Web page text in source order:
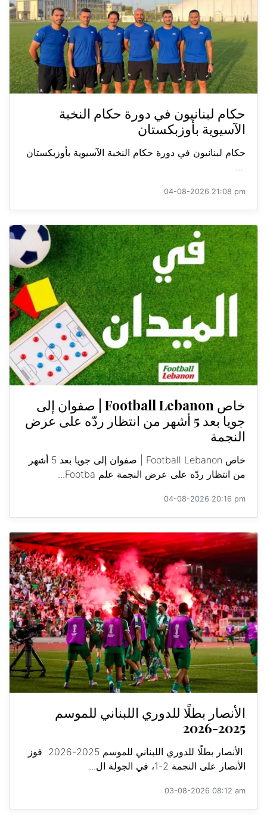
حكام لبنانيون في دورة حكام النخبة
الآسيوية بأوزبكستان
حكام لبنانيون في دورة حكام النخبة الآسيوية بأوزبكستان
...
04-08-2026 21:08 pm
خاص Football Lebanon | صفوان إلى
جويا بعد 5 أشهر من انتظار ردّه على عرض
النجمة
خاص Football Lebanon | صفوان إلى جويا بعد 5 أشهر
من انتظار ردّه على عرض النجمة علم Footba...
04-08-2026 20:16 pm
الأنصار بطلًا للدوري اللبناني للموسم
2025-2026
الأنصار بطلًا للدوري اللبناني للموسم 2025-2026 فوز
الأنصار على النجمة 2-1، في الجولة ال...
03-08-2026 08:12 am